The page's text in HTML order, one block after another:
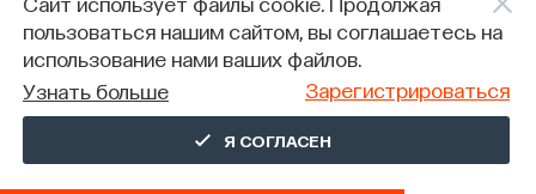
Происхождение класса
Скорее всего, класс Vojnovskyopsida вместе
с классом Pinopsida произошел от еще
неизвестных общих предков в самом начале
каменноугольного периода. Наиболее вероятным
кандидатом на роль предков порядка
пользоваться нашим сайтом, вы соглашаетесь на
использование нами ваших файлов.
Узнать больше
Зарегистрироваться
Я СОГЛАСЕН